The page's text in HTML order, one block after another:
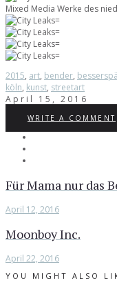
Mixed Media Werke des
2015, art, bender,
köln, kunst, streetart
April 15, 2016
WRITE A COMMENT
Für Mama nur das
April 12, 2016
Moonboy Inc.
April 22, 2016
YOU MIGHT ALSO